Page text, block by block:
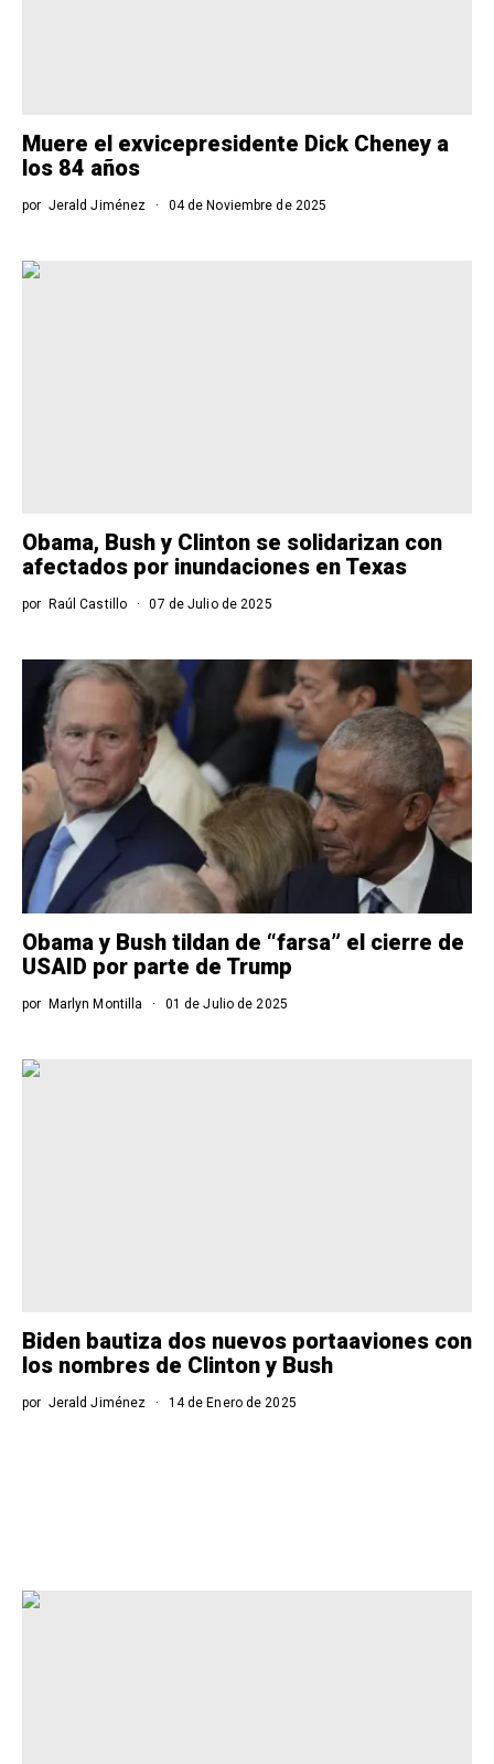
Muere el exvicepresidente Dick Cheney a
los 84 años
por Jerald Jiménez 04 de Noviembre de 2025
Obama, Bush y Clinton se solidarizan con
afectados por inundaciones en Texas
por Raúl Castillo 07 de Julio de 2025
Obama y Bush tildan de “farsa” el cierre de
USAID por parte de Trump
por Marlyn Montilla 01 de Julio de 2025
Biden bautiza dos nuevos portaaviones con
los nombres de Clinton y Bush
por Jerald Jiménez 14 de Enero de 2025